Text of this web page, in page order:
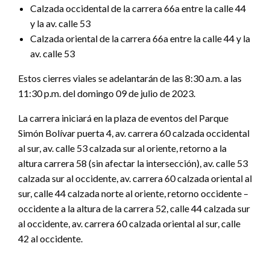
Calzada occidental de la carrera 66a entre la calle 44
y la av. calle 53
Calzada oriental de la carrera 66a entre la calle 44 y la
av. calle 53
Estos cierres viales se adelantarán de las 8:30 a.m. a las
11:30 p.m. del domingo 09 de julio de 2023.
La carrera iniciará en la plaza de eventos del Parque
Simón Bolívar puerta 4, av. carrera 60 calzada occidental
al sur, av. calle 53 calzada sur al oriente, retorno a la
altura carrera 58 (sin afectar la intersección), av. calle 53
calzada sur al occidente, av. carrera 60 calzada oriental al
sur, calle 44 calzada norte al oriente, retorno occidente –
occidente a la altura de la carrera 52, calle 44 calzada sur
al occidente, av. carrera 60 calzada oriental al sur, calle
42 al occidente.